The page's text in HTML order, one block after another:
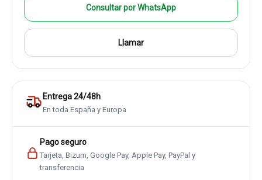
Consultar por WhatsApp
Llamar
Entrega 24/48h
En toda España y Europa
Pago seguro
Tarjeta, Bizum, Google Pay, Apple Pay, PayPal y
transferencia